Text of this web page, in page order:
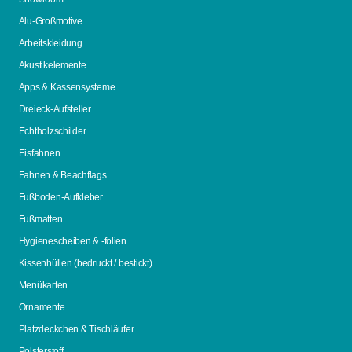
Alu-Großmotive
Arbeitskleidung
Akustikelemente
Apps & Kassensysteme
Dreieck-Aufsteller
Echtholzschilder
Eisfahnen
Fahnen & Beachflags
Fußboden-Aufkleber
Fußmatten
Hygienescheiben & -folien
Kissenhüllen (bedruckt / bestickt)
Menükarten
Ornamente
Platzdeckchen & Tischläufer